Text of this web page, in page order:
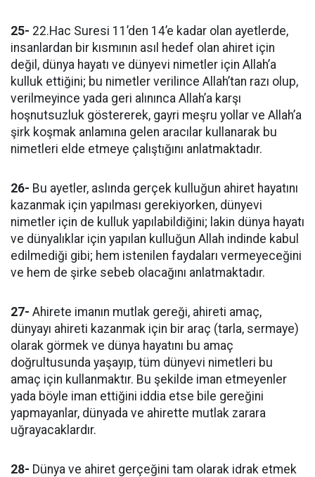
25- 22.Hac Suresi 11’den 14’e kadar olan ayetlerde,
insanlardan bir kısmının asıl hedef olan ahiret için
değil, dünya hayatı ve dünyevi nimetler için Allah’a
kulluk ettiğini; bu nimetler verilince Allah’tan razı olup,
verilmeyince yada geri alınınca Allah’a karşı
hoşnutsuzluk göstererek, gayri meşru yollar ve Allah’a
şirk koşmak anlamına gelen aracılar kullanarak bu
nimetleri elde etmeye çalıştığını anlatmaktadır.
26- Bu ayetler, aslında gerçek kulluğun ahiret hayatını
kazanmak için yapılması gerekiyorken, dünyevi
nimetler için de kulluk yapılabildiğini; lakin dünya hayatı
ve dünyalıklar için yapılan kulluğun Allah indinde kabul
edilmediği gibi; hem istenilen faydaları vermeyeceğini
ve hem de şirke sebeb olacağını anlatmaktadır.
27- Ahirete imanın mutlak gereği, ahireti amaç,
dünyayı ahireti kazanmak için bir araç (tarla, sermaye)
olarak görmek ve dünya hayatını bu amaç
doğrultusunda yaşayıp, tüm dünyevi nimetleri bu
amaç için kullanmaktır. Bu şekilde iman etmeyenler
yada böyle iman ettiğini iddia etse bile gereğini
yapmayanlar, dünyada ve ahirette mutlak zarara
uğrayacaklardır.
28- Dünya ve ahiret gerçeğini tam olarak idrak etmek